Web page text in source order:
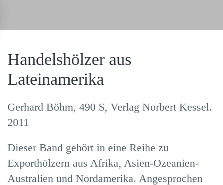
Zum Hauptinhalt springen
Handelshölzer aus
Lateinamerika
Gerhard Böhm, 490 S, Verlag Norbert Kessel.
2011
Dieser Band gehört in eine Reihe zu
Exporthölzern aus Afrika, Asien-Ozeanien-
Australien und Nordamerika. Angesprochen